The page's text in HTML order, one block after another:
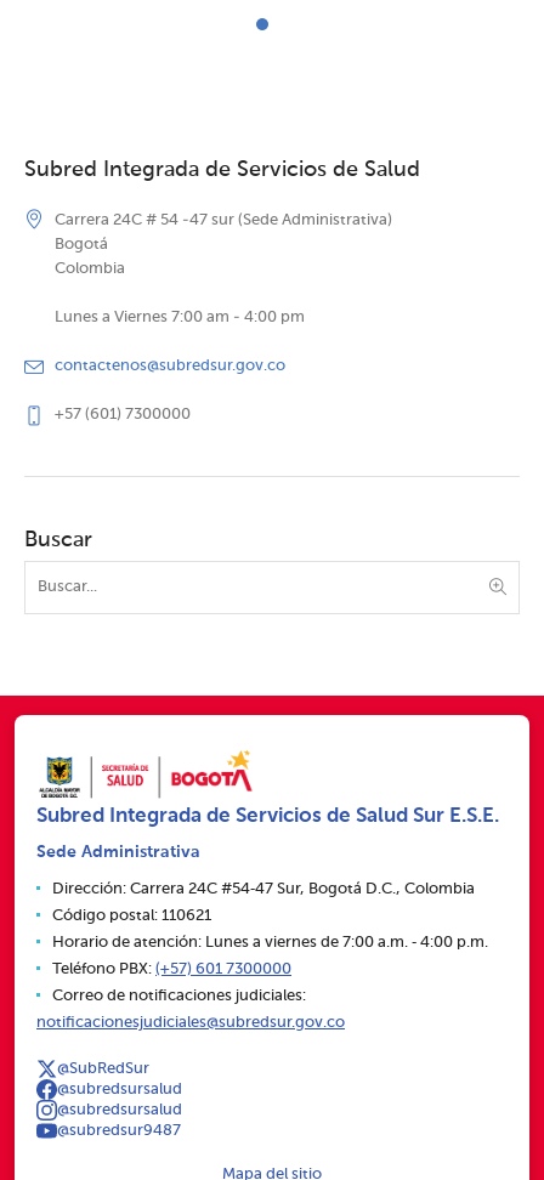
Subred Integrada de Servicios de Salud
Carrera 24C # 54 -47 sur (Sede Administrativa)
Bogotá
Colombia
Lunes a Viernes 7:00 am - 4:00 pm
contactenos@subredsur.gov.co
+57 (601) 7300000
Buscar
Subred Integrada de Servicios de Salud Sur E.S.E.
Sede Administrativa
Dirección: Carrera 24C #54‑47 Sur, Bogotá D.C., Colombia
Código postal: 110621
Horario de atención: Lunes a viernes de 7:00 a.m. ‑ 4:00 p.m.
Teléfono PBX: (+57) 601 7300000
Correo de notificaciones judiciales:
notificacionesjudiciales@subredsur.gov.co
@SubRedSur
@subredsursalud
@subredsursalud
@subredsur9487
Mapa del sitio